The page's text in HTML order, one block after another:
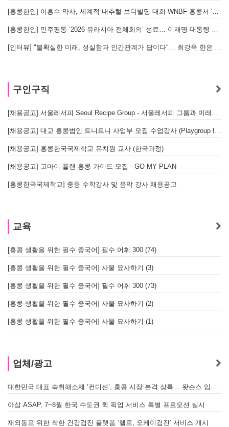
[홍콩한인] 이흥수 약사, 세계적 내추럴 보디빌딩 대회 WNBF 홍콩서 '마스터 부문 1위' 기염
[홍콩한인] 민주평통 ‘2026 유라시아 전체회의’ 성료… 이재명 대통령 참석으로 의미 더해
[인터뷰] "불확실한 미래, 성실함과 인간관계가 답이다"… 최강욱 한은 부소장이 청소년들에게 전하는 응원
구인구직
[채용공고] 서울레서피 Seoul Recipe Group - 서울레서피 그룹과 미래를 함께할 유능한 인재를 모십니다
[채용공고] 대교 홍콩법인 트니트니 사업부 모집 수업강사 (Playgroup Instructor)
[채용공고] 홍콩한국국제학교 유치원 교사 (한국과정)
[채용공고] 고마이 플랜 홍콩 가이드 모집 - GO MY PLAN
[홍콩한국국제학교] 중등 수학강사 및 음악 강사 채용공고
교육
[홍콩 생활을 위한 필수 중국어] 필수 어휘 300 (74)
[홍콩 생활을 위한 필수 중국어] 사물 묘사하기 (3)
[홍콩 생활을 위한 필수 중국어] 필수 어휘 300 (73)
[홍콩 생활을 위한 필수 중국어] 사물 묘사하기 (2)
[홍콩 생활을 위한 필수 중국어] 사물 묘사하기 (1)
업체/광고
대한민국 대표 숙취해소제 ‘컨디션’, 홍콩 시장 본격 상륙… 왓슨스 입점 기념 할인 행사 진행
아삽 ASAP, 7~8월 한국 수도권 퀵 픽업 서비스 특별 프로모션 실시
재외동포 위한 착한 건강검진 플랫폼 ‘헬로, 오케이검진’ 서비스 개시